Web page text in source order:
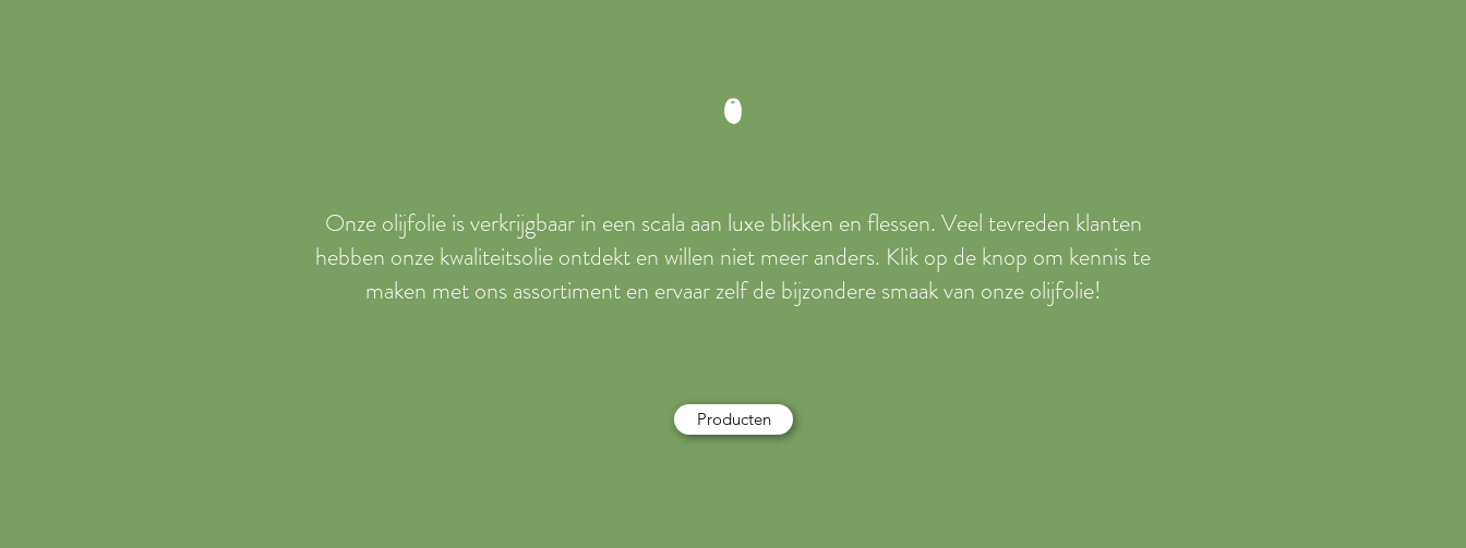
Onze olijfolie is verkrijgbaar in een scala aan luxe blikken en flessen. Veel tevreden klanten
hebben onze kwaliteitsolie ontdekt en willen niet meer anders. Klik op de knop om kennis te
maken met ons assortiment en ervaar zelf de bijzondere smaak van onze olijfolie!
Producten